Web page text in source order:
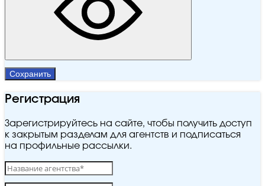
Сохранить
Регистрация
Зарегистрируйтесь на сайте, чтобы получить доступ
к закрытым разделам для агентств и подписаться
на профильные рассылки.